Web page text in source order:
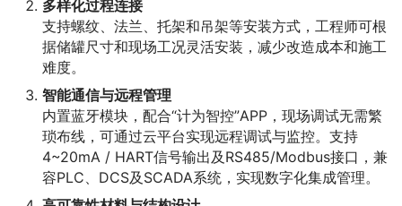
多样化过程连接
支持螺纹、法兰、托架和吊架等安装方式，工程师可根
据储罐尺寸和现场工况灵活安装，减少改造成本和施工
难度。
智能通信与远程管理
内置蓝牙模块，配合“计为智控”APP，现场调试无需繁
琐布线，可通过云平台实现远程调试与监控。支持
4~20mA / HART信号输出及RS485/Modbus接口，兼
容PLC、DCS及SCADA系统，实现数字化集成管理。